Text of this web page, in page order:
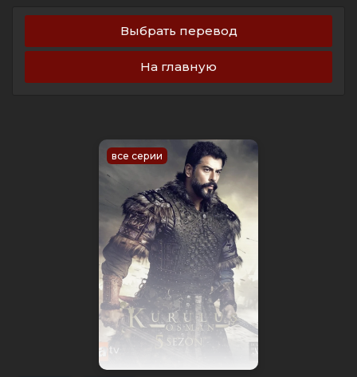
Выбрать перевод
На главную
все серии